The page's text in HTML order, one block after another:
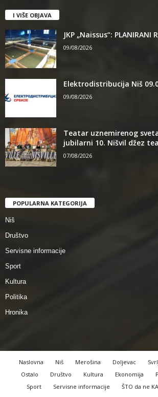
I VIŠE OBJAVA
JKP „Naissus“: PLANIRANI
09/08/2026
Elektrodistribucija Niš
09/08/2026
Teatar uznemirenog
jubilarni 10. Nišvil džez
07/08/2026
POPULARNA KATEGORIJA
Niš
Društvo
Servisne informacije
Sport
Kultura
Politika
Hronika
Naslovna Niš Merošina Doljevac
Ostalo
Društvo Kultura Ekonomija
Sport
Servisne informacije ŠTO da ne